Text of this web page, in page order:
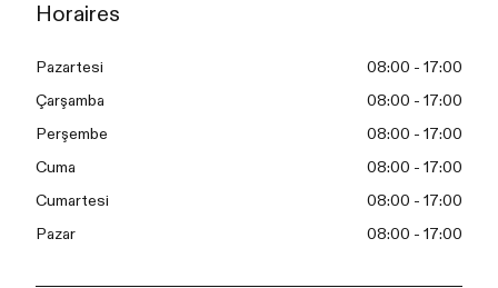
Horaires
Pazartesi 08:00 - 17:00
Çarşamba 08:00 - 17:00
Perşembe 08:00 - 17:00
Cuma 08:00 - 17:00
Cumartesi 08:00 - 17:00
Pazar 08:00 - 17:00